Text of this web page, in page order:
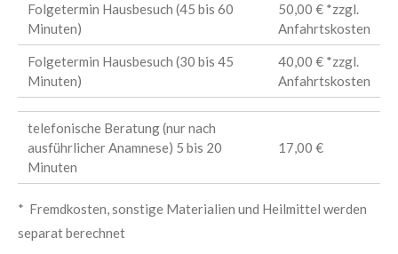
Folgetermin Hausbesuch (45 bis 60
Minuten)
50,00 € *zzgl.
Anfahrtskosten
Folgetermin Hausbesuch (30 bis 45
Minuten)
40,00 € *zzgl.
Anfahrtskosten
telefonische Beratung (nur nach
ausführlicher Anamnese) 5 bis 20
Minuten
17,00 €
* Fremdkosten, sonstige Materialien und Heilmittel werden
separat berechnet